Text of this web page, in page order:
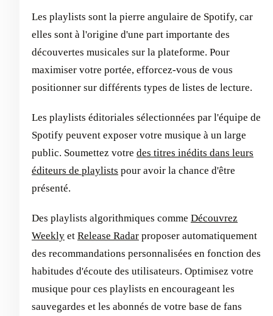
Les playlists sont la pierre angulaire de Spotify, car
elles sont à l'origine d'une part importante des
découvertes musicales sur la plateforme. Pour
maximiser votre portée, efforcez-vous de vous
positionner sur différents types de listes de lecture.
Les playlists éditoriales sélectionnées par l'équipe de
Spotify peuvent exposer votre musique à un large
public. Soumettez votre des titres inédits dans leurs
éditeurs de playlists pour avoir la chance d'être
présenté.
Des playlists algorithmiques comme Découvrez
Weekly et Release Radar proposer automatiquement
des recommandations personnalisées en fonction des
habitudes d'écoute des utilisateurs. Optimisez votre
musique pour ces playlists en encourageant les
sauvegardes et les abonnés de votre base de fans